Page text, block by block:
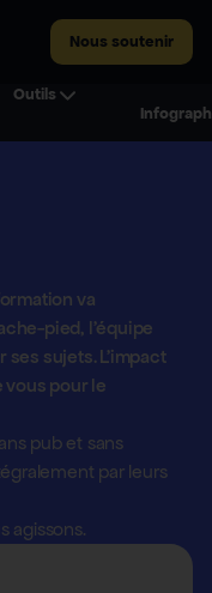
Nous soutenir
Outils
va
pied, l'équipe
ses sujets. L'impact
vous pour le
pub et sans
par leurs
agissons.